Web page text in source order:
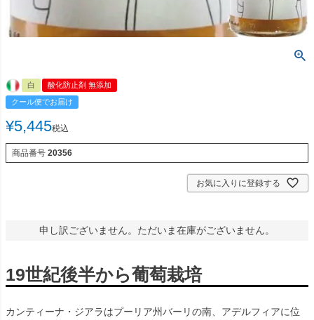
白
酸化防止剤 無添加
クール便でお届け
¥5,445税込
商品番号 20356
お気に入りに登録する
申し訳ございません。ただいま在庫がございません。
19世紀後半から葡萄栽培
カンティーナ・ジアラはプーリア州バーリの南、アデルフィアに位